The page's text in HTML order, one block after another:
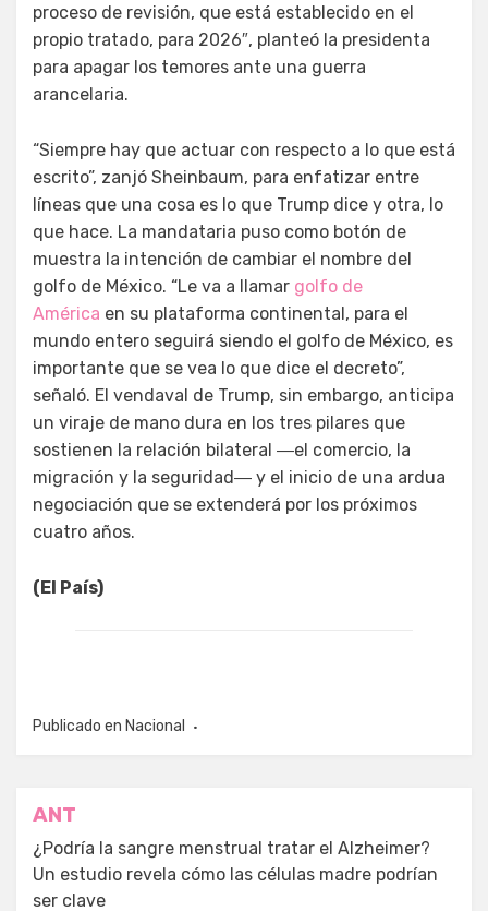
proceso de revisión, que está establecido en el
propio tratado, para 2026″, planteó la presidenta
para apagar los temores ante una guerra
arancelaria.
“Siempre hay que actuar con respecto a lo que está
escrito”, zanjó Sheinbaum, para enfatizar entre
líneas que una cosa es lo que Trump dice y otra, lo
que hace. La mandataria puso como botón de
muestra la intención de cambiar el nombre del
golfo de México. “Le va a llamar golfo de
América en su plataforma continental, para el
mundo entero seguirá siendo el golfo de México, es
importante que se vea lo que dice el decreto”,
señaló. El vendaval de Trump, sin embargo, anticipa
un viraje de mano dura en los tres pilares que
sostienen la relación bilateral ―el comercio, la
migración y la seguridad― y el inicio de una ardua
negociación que se extenderá por los próximos
cuatro años.
(El País)
Publicado en Nacional
Navegación
de
entradas
ANT
¿Podría la sangre menstrual tratar el Alzheimer?
Un estudio revela cómo las células madre podrían
ser clave